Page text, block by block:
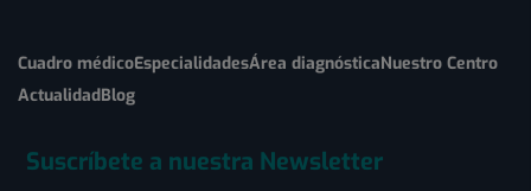
Cuadro médicoEspecialidadesÁrea diagnósticaNuestro Centro
ActualidadBlog
Suscríbete a nuestra Newsletter